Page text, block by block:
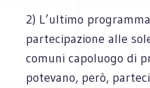
2) L’ultimo
partecipazione alle
comuni capoluogo di
potevano, però,